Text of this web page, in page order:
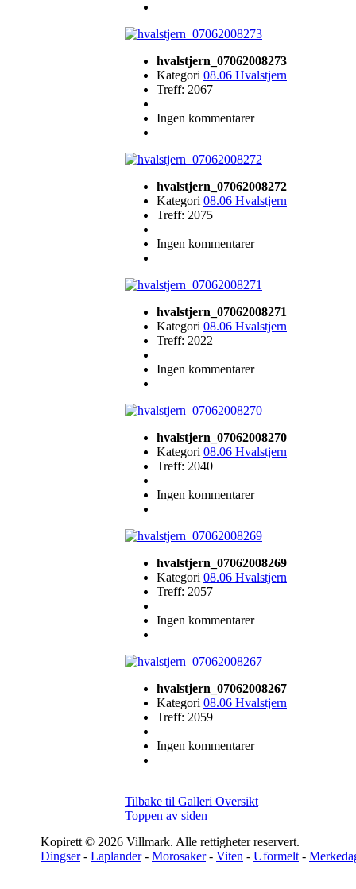
hvalstjern_07062008273
Kategori 08.06 Hvalstjern
Treff: 2067
Ingen kommentarer
hvalstjern_07062008272
Kategori 08.06 Hvalstjern
Treff: 2075
Ingen kommentarer
hvalstjern_07062008271
Kategori 08.06 Hvalstjern
Treff: 2022
Ingen kommentarer
hvalstjern_07062008270
Kategori 08.06 Hvalstjern
Treff: 2040
Ingen kommentarer
hvalstjern_07062008269
Kategori 08.06 Hvalstjern
Treff: 2057
Ingen kommentarer
hvalstjern_07062008267
Kategori 08.06 Hvalstjern
Treff: 2059
Ingen kommentarer
Tilbake til Galleri Oversikt
Toppen av siden
Kopirett © 2026 Villmark. Alle rettigheter reservert.
Dingser- Laplander- Morosaker- Viten - Uformelt -